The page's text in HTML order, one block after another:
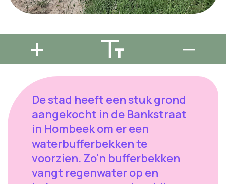
De stad heeft een stuk grond
aangekocht in de Bankstraat
in Hombeek om er een
waterbufferbekken te
voorzien. Zo'n bufferbekken
vangt regenwater op en